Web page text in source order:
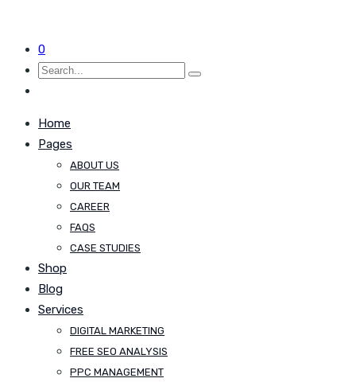
0
Home
Pages
ABOUT US
OUR TEAM
CAREER
FAQS
CASE STUDIES
Shop
Blog
Services
DIGITAL MARKETING
FREE SEO ANALYSIS
PPC MANAGEMENT